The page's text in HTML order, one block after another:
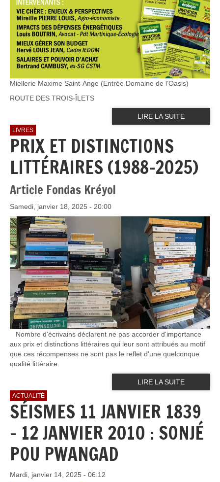
Miellerie Maxime Saint-Ange (Entrée Domaine de l’Oasis)
ROUTE DES TROIS-ÎLETS
LIRE LA SUITE
LIVRES
PRIX ET DISTINCTIONS
LITTÉRAIRES (1988-2025)
Article Fondas Kréyol
Samedi, janvier 18, 2025 - 20:00
Nombre d'écrivains déclarent ne pas accorder d'importance
aux prix et distinctions littéraires qui leur sont attribués au motif
que ces récompenses ne sont pas le reflet d'une quelconque
qualité littéraire.
LIRE LA SUITE
ACTUALITÉ
SÉISMES 11 JANVIER 1839
- 12 JANVIER 2010 : SONJÉ
POU PWANGAD
Mardi, janvier 14, 2025 - 06:12